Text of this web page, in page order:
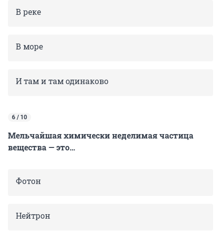
В реке
В море
И там и там одинаково
6 / 10
Мельчайшая химически неделимая частица
вещества — это…
Фотон
Нейтрон